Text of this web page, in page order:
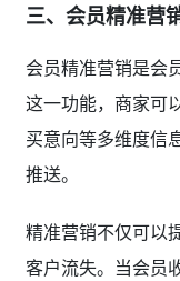
三、会员精准营
会员精准营销是会
这一功能，商家可
买意向等多维度信
推送。
精准营销不仅可以
客户流失。当会员